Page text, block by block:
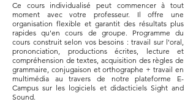
Ce cours individualisé peut commencer à tout
moment avec votre professeur. Il offre une
organisation flexible et garantit des résultats plus
rapides qu'en cours de groupe. Programme du
cours construit selon vos besoins : travail sur l'oral,
prononciation, productions écrites, lecture et
compréhension de textes, acquisition des règles de
grammaire, conjugaison et orthographe + travail en
multimédia au travers de notre plateforme E-
Campus sur les logiciels et didacticiels Sight and
Sound.